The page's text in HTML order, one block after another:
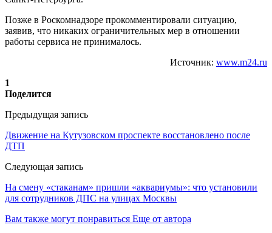
Позже в Роскомнадзоре прокомментировали ситуацию,
заявив, что никаких ограничительных мер в отношении
работы сервиса не принималось.
Источник: www.m24.ru
1
Поделится
Предыдущая запись
Движение на Кутузовском проспекте восстановлено после
ДТП
Следующая запись
На смену «стаканам» пришли «аквариумы»: что установили
для сотрудников ДПС на улицах Москвы
Вам также могут понравиться Еще от автора